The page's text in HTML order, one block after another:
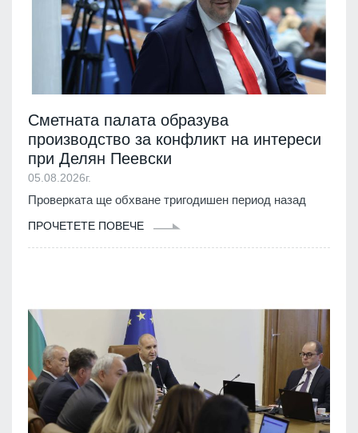
Сметната палата образува
производство за конфликт на интереси
при Делян Пеевски
05.08.2026г.
Проверката ще обхване тригодишен период назад
ПРОЧЕТЕТЕ ПОВЕЧЕ